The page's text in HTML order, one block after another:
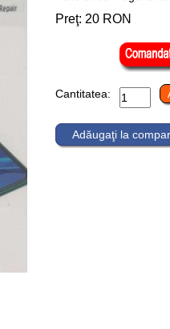
Preţ: 20 RON
Cantitatea:
Adăugaţi la